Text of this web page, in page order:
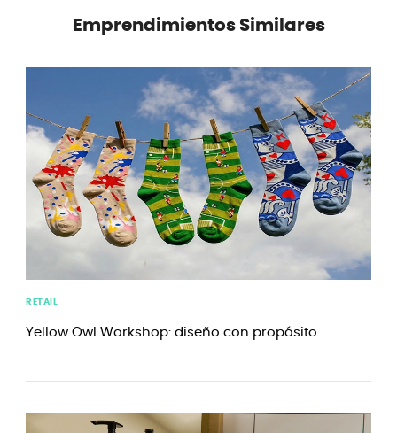
Emprendimientos Similares
RETAIL
Yellow Owl Workshop: diseño con propósito